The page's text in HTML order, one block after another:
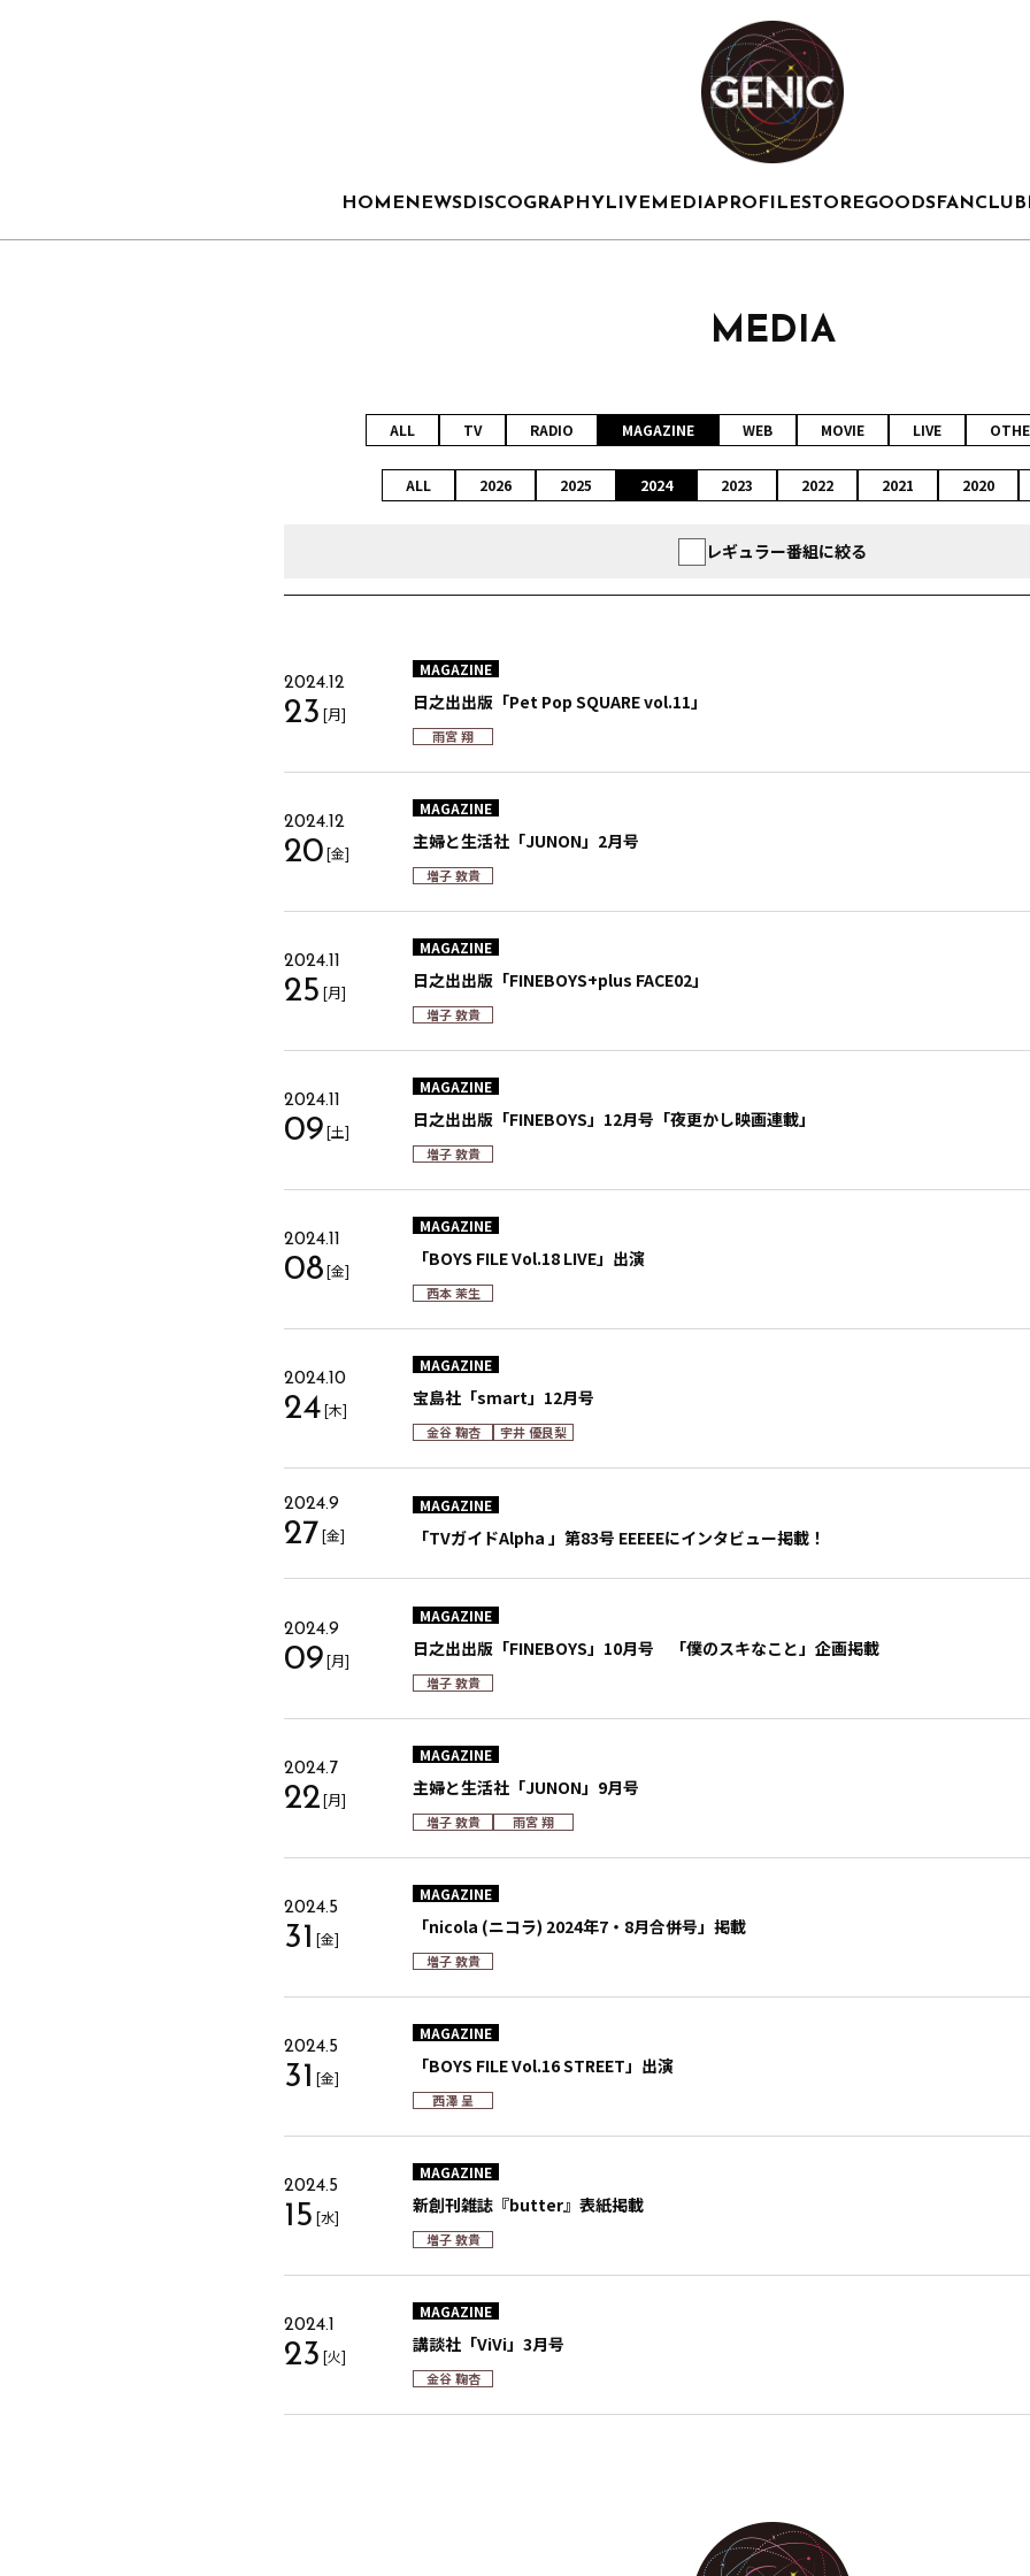
HOME NEWSDISCOGRAPHY LIVE MEDIAPROFILESTOREGOODSFANCLUB
MEDIA
ALL TV RADIO MAGAZINE WEB MOVIE LIVE
ALL 2026 2025 2024 2023 2022 2021 2020
レギュラー番組に絞る
2024.12
23 [月]
MAGAZINE
日之出出版「Pet Pop SQUARE vol.11」
雨宮 翔
2024.12
20[金]
MAGAZINE
主婦と生活社「JUNON」2月号
増子 敦貴
2024.11
25 [月]
MAGAZINE
日之出出版「FINEBOYS+plus FACE02」
増子 敦貴
2024.11
09[土]
MAGAZINE
日之出出版「FINEBOYS」12月号「夜更かし映画連載」
増子 敦貴
2024.11
08[金]
MAGAZINE
「BOYS FILE Vol.18 LIVE」出演
西本 茉生
2024.10
24[木]
MAGAZINE
宝島社「smart」12月号
金谷 鞠杏 宇井 優良梨
2024.9
27[金]
MAGAZINE
「TVガイドAlpha 」第83号 EEEEEにインタビュー掲載！
2024.9
09[月]
MAGAZINE
日之出出版「FINEBOYS」10月号 「僕のスキなこと」企画掲載
増子 敦貴
2024.7
22[月]
MAGAZINE
主婦と生活社「JUNON」9月号
増子 敦貴 雨宮 翔
2024.5
31 [金]
MAGAZINE
「nicola (ニコラ) 2024年7・8月合併号」掲載
増子 敦貴
2024.5
31 [金]
MAGAZINE
「BOYS FILE Vol.16 STREET」出演
西澤 呈
2024.5
15 [水]
MAGAZINE
新創刊雑誌『butter』表紙掲載
増子 敦貴
2024.1
23 [火]
MAGAZINE
講談社「ViVi」3月号
金谷 鞠杏